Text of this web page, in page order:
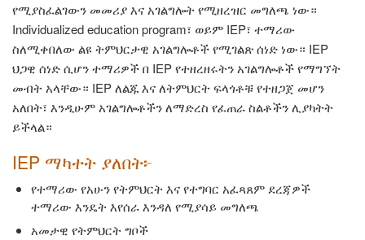
የሚያስፈልገውን መመሪያ እና አገልግሎት የሚዘረዝር መግለጫ ነው።
Individualized education program፣ ወይም IEP፣ ተማሪው
ስለሚቀበለው ልዩ ትምህርታዊ አገልግሎቶች የሚገልጽ ሰነድ ነው። IEP
ህጋዊ ሰነድ ሲሆን ተማሪዎች በ IEP የተዘረዘሩትን አገልግሎቶች የማግኘት
መብት አላቸው። IEP ለልጁ እና ለትምህርት ፍላጎቶቹ የተዘጋጀ መሆን
አለበት፣ እንዲሁም አገልግሎቶችን ለማድረስ የፈጠራ ስልቶችን ሊያካትት
ይችላል።
IEP ማካተት ያለበት፦
የተማሪው የአሁን የትምህርት እና የተግባር አፈጻጸም ደረጃዎች
ተማሪው እንዴት እየሰራ እንዳለ የሚያሳይ መግለጫ
አመታዊ የትምህርት ግቦች